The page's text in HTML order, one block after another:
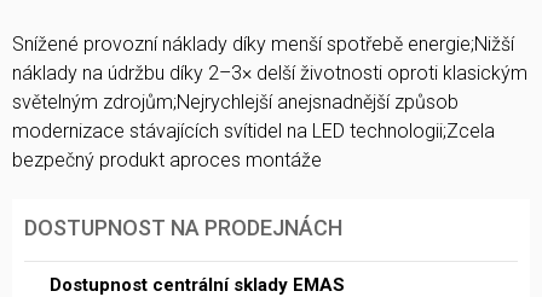
Snížené provozní náklady díky menší spotřebě energie;Nižší
náklady na údržbu díky 2–3× delší životnosti oproti klasickým
světelným zdrojům;Nejrychlejší anejsnadnější způsob
modernizace stávajících svítidel na LED technologii;Zcela
bezpečný produkt aproces montáže
DOSTUPNOST NA PRODEJNÁCH
Dostupnost centrální sklady EMAS